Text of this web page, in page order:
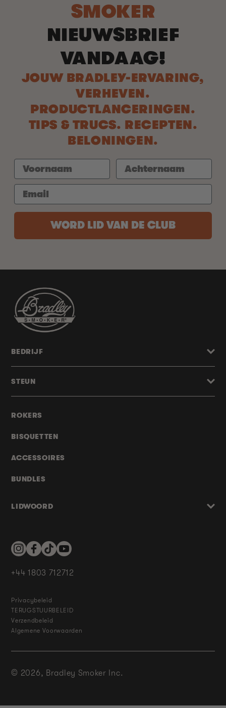
SMOKER
NIEUWSBRIEF
VANDAAG!
JOUW BRADLEY-ERVARING,
VERHEVEN.
PRODUCTLANCERINGEN.
TIPS & TRUCS. RECEPTEN.
BELONINGEN.
WORD LID VAN DE CLUB
ROKERS
BISQUETTEN
ACCESSOIRES
BUNDLES
LIDWOORD
BEDRIJF
STEUN
InstagramFacebookTikTokYouTube
+44 1803 712712
Privacybeleid
TERUGSTUURBELEID
Verzendbeleid
Algemene Voorwaarden
© 2026, Bradley Smoker Inc.